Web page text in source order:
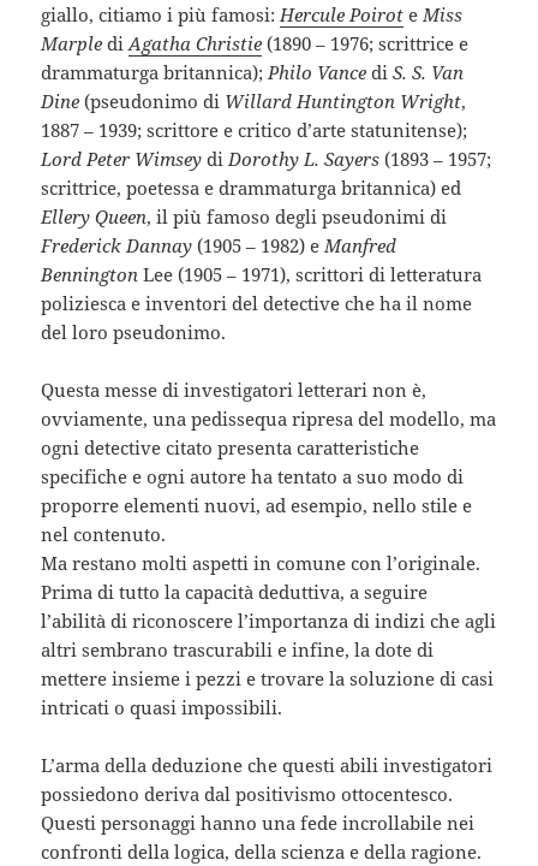
giallo, citiamo i più famosi: Hercule Poirot e Miss
Marple diAgatha Christie (1890 – 1976; scrittrice e
drammaturga britannica); Philo Vance diS. S. Van
Dine (pseudonimo di Willard Huntington Wright,
1887 – 1939; scrittore e critico d’arte statunitense);
Lord Peter Wimsey di Dorothy L. Sayers (1893 – 1957;
scrittrice, poetessa e drammaturga britannica) ed
Ellery Queen, il più famoso degli pseudonimi di
Frederick Dannay (1905 – 1982) e Manfred
Bennington Lee (1905 – 1971), scrittori di letteratura
poliziesca e inventori del detective che ha il nome
del loro pseudonimo.
Questa messe di investigatori letterari non è,
ovviamente, una pedissequa ripresa del modello, ma
ogni detective citato presenta caratteristiche
specifiche e ogni autore ha tentato a suo modo di
proporre elementi nuovi, ad esempio, nello stile e
nel contenuto.
Ma restano molti aspetti in comune con l’originale.
Prima di tutto la capacità deduttiva, a seguire
l’abilità di riconoscere l’importanza di indizi che agli
altri sembrano trascurabili e infine, la dote di
mettere insieme i pezzi e trovare la soluzione di casi
intricati o quasi impossibili.
L’arma della deduzione che questi abili investigatori
possiedono deriva dal positivismo ottocentesco.
Questi personaggi hanno una fede incrollabile nei
confronti della logica, della scienza e della ragione.